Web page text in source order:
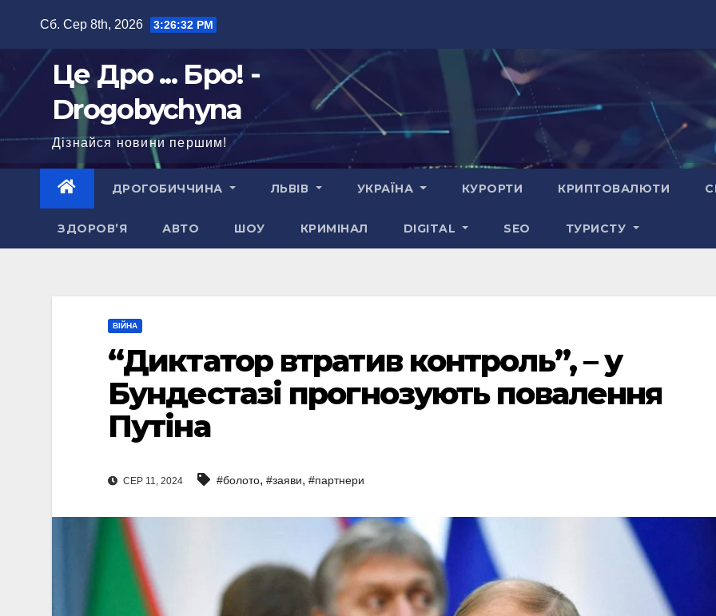
Сб. Сер 8th, 2026 3:26:33 PM
Це Дро ... Бро! -
Drogobychyna
Дізнайся новини першим!
ДРОГОБИЧЧИНА ЛЬВІВ УКРАЇНА КУРОРТИ КРИПТОВАЛЮТИ
ЗДОРОВ’Я АВТО ШОУ КРИМІНАЛ DIGITAL SEO ТУРИСТУ
ВІЙНА
“Диктатор втратив контроль”, – у
Бундестазі прогнозують повалення
Путіна
СЕР 11, 2024 #болото, #заяви, #партнери